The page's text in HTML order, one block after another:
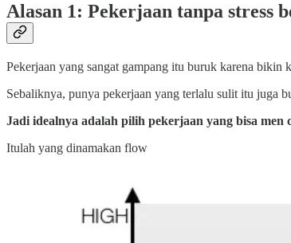
Alasan 1: Pekerjaan tanpa stress
Pekerjaan yang sangat gampang itu buruk karena bikin
Sebaliknya, punya pekerjaan yang terlalu sulit itu juga
Jadi idealnya adalah pilih pekerjaan yang bisa
Itulah yang dinamakan flow